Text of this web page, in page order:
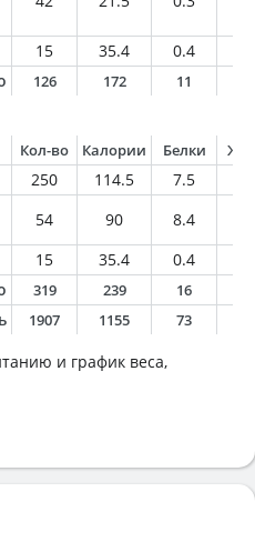
15 35.4 0.4
126 172 11
Кол-во Калории Белки
250 114.5 7.5
54 90 8.4
15 35.4 0.4
319 239 16
1907 1155 73
и график веса,